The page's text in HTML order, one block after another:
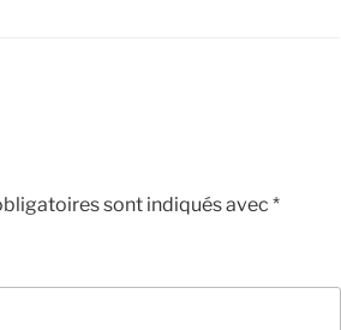
sont indiqués avec *